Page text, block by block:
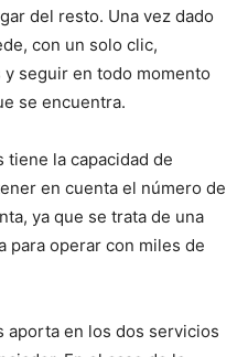
del resto. Una vez dado
con un solo clic,
seguir en todo momento
se encuentra.
tiene la capacidad de
en cuenta el número de
ya que se trata de una
para operar con miles de
aporta en los dos servicios